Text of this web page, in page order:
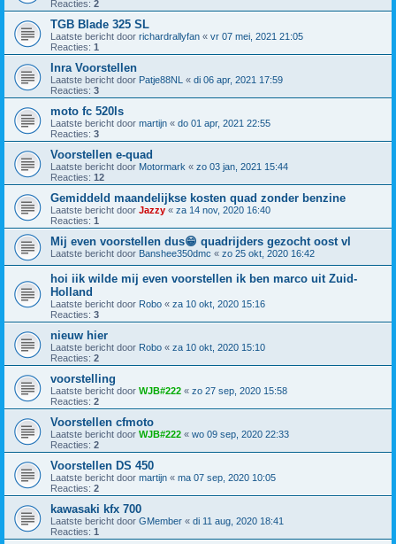
Reacties: 2
TGB Blade 325 SL
Laatste bericht door richardrallyfan « vr 07 mei, 2021 21:05
Reacties: 1
Inra Voorstellen
Laatste bericht door Patje88NL « di 06 apr, 2021 17:59
Reacties: 3
moto fc 520ls
Laatste bericht door martijn « do 01 apr, 2021 22:55
Reacties: 3
Voorstellen e-quad
Laatste bericht door Motormark « zo 03 jan, 2021 15:44
Reacties: 12
Gemiddeld maandelijkse kosten quad zonder benzine
Laatste bericht door Jazzy « za 14 nov, 2020 16:40
Reacties: 1
Mij even voorstellen dus😁 quadrijders gezocht oost vl
Laatste bericht door Banshee350dmc « zo 25 okt, 2020 16:42
hoi iik wilde mij even voorstellen ik ben marco uit Zuid-
Holland
Laatste bericht door Robo « za 10 okt, 2020 15:16
Reacties: 3
nieuw hier
Laatste bericht door Robo « za 10 okt, 2020 15:10
Reacties: 2
voorstelling
Laatste bericht door WJB#222 « zo 27 sep, 2020 15:58
Reacties: 2
Voorstellen cfmoto
Laatste bericht door WJB#222 « wo 09 sep, 2020 22:33
Reacties: 2
Voorstellen DS 450
Laatste bericht door martijn « ma 07 sep, 2020 10:05
Reacties: 2
kawasaki kfx 700
Laatste bericht door GMember « di 11 aug, 2020 18:41
Reacties: 1